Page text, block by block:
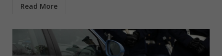
Read More